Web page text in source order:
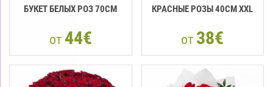
БУКЕТ БЕЛЫХ РОЗ 70CM
от 44€
КРАСНЫЕ РОЗЫ 40CМ XXL
от 38€